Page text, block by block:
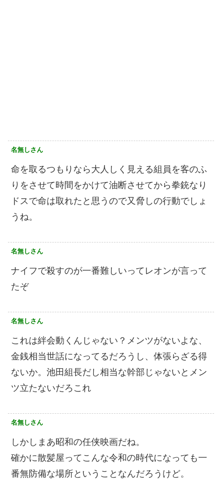
名無しさん
命を取るつもりなら大人しく見える組員を客のふ
りをさせて時間をかけて油断させてから拳銃なり
ドスで命は取れたと思うので又脅しの行動でしょ
うね。
名無しさん
ナイフで殺すのが一番難しいってレオンが言って
たぞ
名無しさん
これは絆会動くんじゃない？メンツがないよな、
金銭相当世話になってるだろうし、体張らざる得
ないか。池田組長だし相当な幹部じゃないとメン
ツ立たないだろこれ
名無しさん
しかしまあ昭和の任侠映画だね。
確かに散髪屋ってこんな令和の時代になっても一
番無防備な場所ということなんだろうけど。